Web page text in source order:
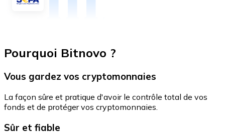
Pourquoi Bitnovo ?
Vous gardez vos cryptomonnaies
La façon sûre et pratique d'avoir le contrôle total de vos
fonds et de protéger vos cryptomonnaies.
Sûr et fiable